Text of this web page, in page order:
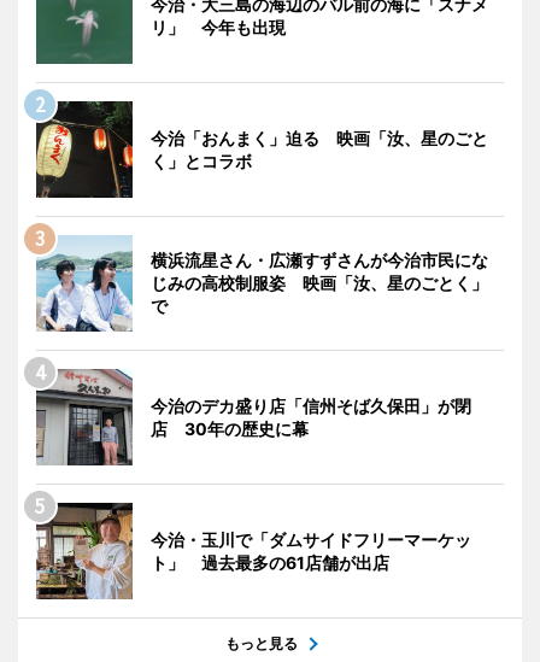
リ」 今年も出現
今治「おんまく」迫る 映画「汝、星のごと
く」とコラボ
横浜流星さん・広瀬すずさんが今治市民にな
じみの高校制服姿 映画「汝、星のごとく」
で
今治のデカ盛り店「信州そば久保田」が閉
店 30年の歴史に幕
今治・玉川で「ダムサイドフリーマーケッ
ト」 過去最多の61店舗が出店
もっと見る